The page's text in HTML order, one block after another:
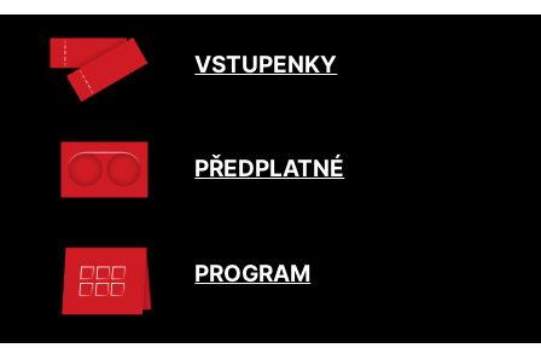
VSTUPENKY
PŘEDPLATNÉ
PROGRAM